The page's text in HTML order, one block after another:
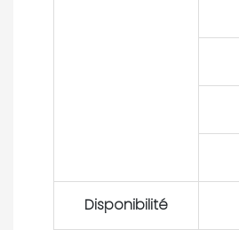
Disponibilité